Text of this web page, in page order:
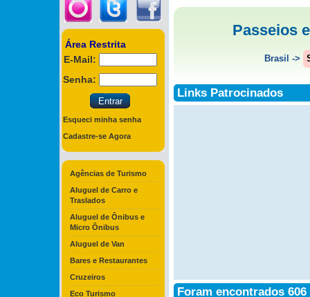
Área Restrita
E-Mail:
Senha:
Esqueci minha senha
Cadastre-se Agora
Agências de Turismo
Aluguel de Carro e
Traslados
Aluguel de Ônibus e
Micro Ônibus
Aluguel de Van
Bares e Restaurantes
Cruzeiros
Eco Turismo
Passeios
Brasil ->
Links Patrocinados
Foram encontrados